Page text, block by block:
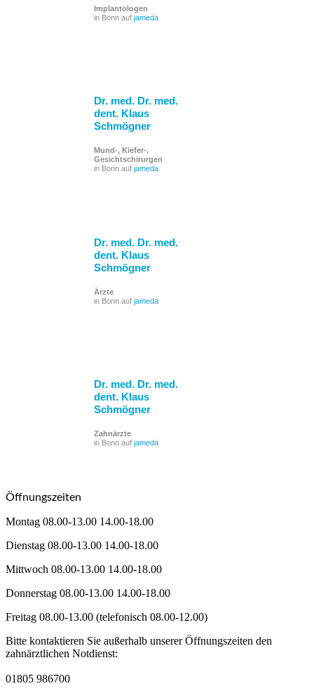
Implantologen
in Bonn auf jameda
Dr. med. Dr. med.
dent. Klaus
Schmögner
Mund-, Kiefer-,
Gesichtschirurgen
in Bonn auf jameda
Dr. med. Dr. med.
dent. Klaus
Schmögner
Ärzte
in Bonn auf jameda
Dr. med. Dr. med.
dent. Klaus
Schmögner
Zahnärzte
in Bonn auf jameda
Öffnungszeiten
Montag 08.00-13.00 14.00-18.00
Dienstag 08.00-13.00 14.00-18.00
Mittwoch 08.00-13.00 14.00-18.00
Donnerstag 08.00-13.00 14.00-18.00
Freitag 08.00-13.00 (telefonisch 08.00-12.00)
Bitte kontaktieren Sie außerhalb unserer Öffnungszeiten den
zahnärztlichen Notdienst:
01805 986700